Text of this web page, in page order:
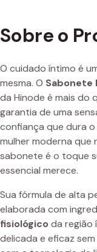
Sobre o
O cuidado íntimo é
mesma. O Sabonete
da Hinode é mais do
garantia de uma
confiança que dura
mulher moderna
sabonete é o toque
essencial merece.
Sua fórmula de alta
elaborada com
fisiológico da região
delicada e eficaz